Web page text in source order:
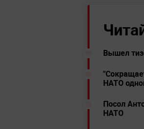
Вышел
НАТО
Посол
НАТО